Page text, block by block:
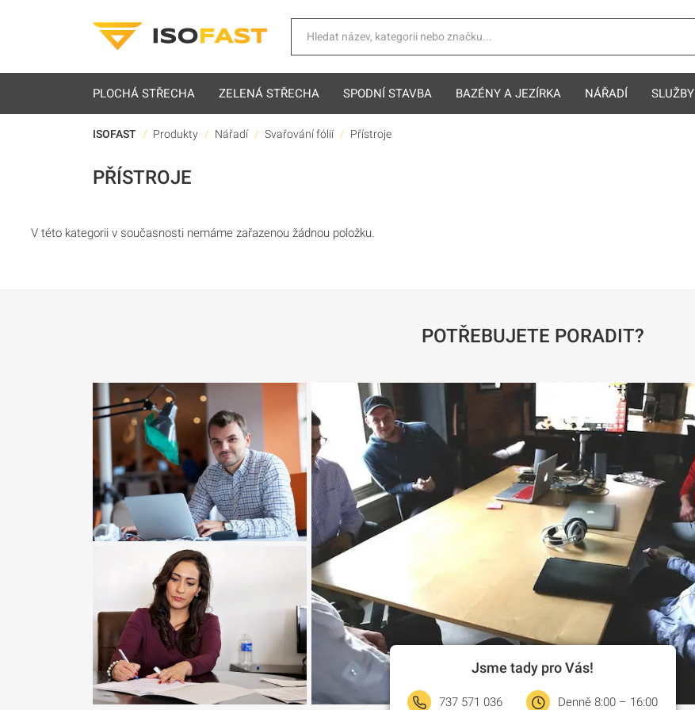
PLOCHÁ STŘECHA ZELENÁ STŘECHA SPODNÍ STAVBA BAZÉNY A JEZÍRKA NÁŘADÍ SLUŽBY
ISOFAST Produkty Nářadí Svařování fólií Přístroje
PŘÍSTROJE
V této kategorii v současnosti nemáme zařazenou žádnou položku.
POTŘEBUJETE PORADIT?
Jsme tady pro Vás!
737 571 036 Denně 8:00 – 16:00